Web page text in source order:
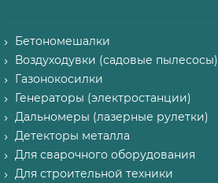
Бетономешалки
Воздуходувки (садовые пылесосы)
Газонокосилки
Генераторы (электростанции)
Дальномеры (лазерные рулетки)
Детекторы металла
Для сварочного оборудования
Для строительной техники